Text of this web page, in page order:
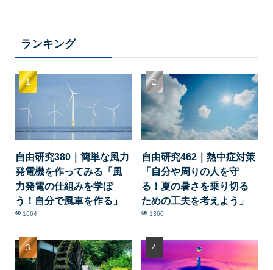
ランキング
自由研究380｜簡単な風力
発電機を作ってみる「風
力発電の仕組みを学ぼ
う！自分で風車を作る」
1664
自由研究462｜熱中症対策
「自分や周りの人を守
る！夏の暑さを乗り切る
ための工夫を考えよう」
1360